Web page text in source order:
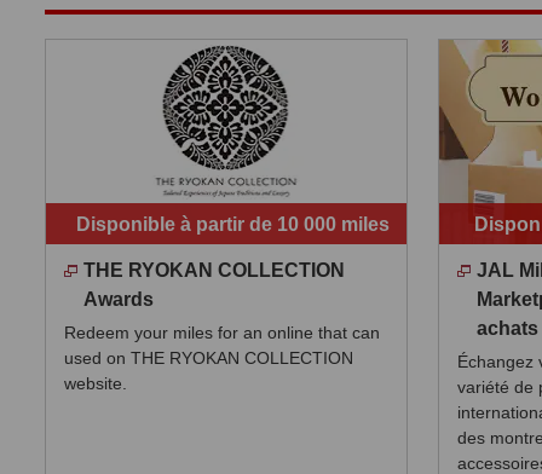
Disponible à partir de 10 000 miles
THE RYOKAN COLLECTION
Awards
Redeem your miles for an online that can
used on THE RYOKAN COLLECTION
website.
JAL
achats
Échangez
variété de
des